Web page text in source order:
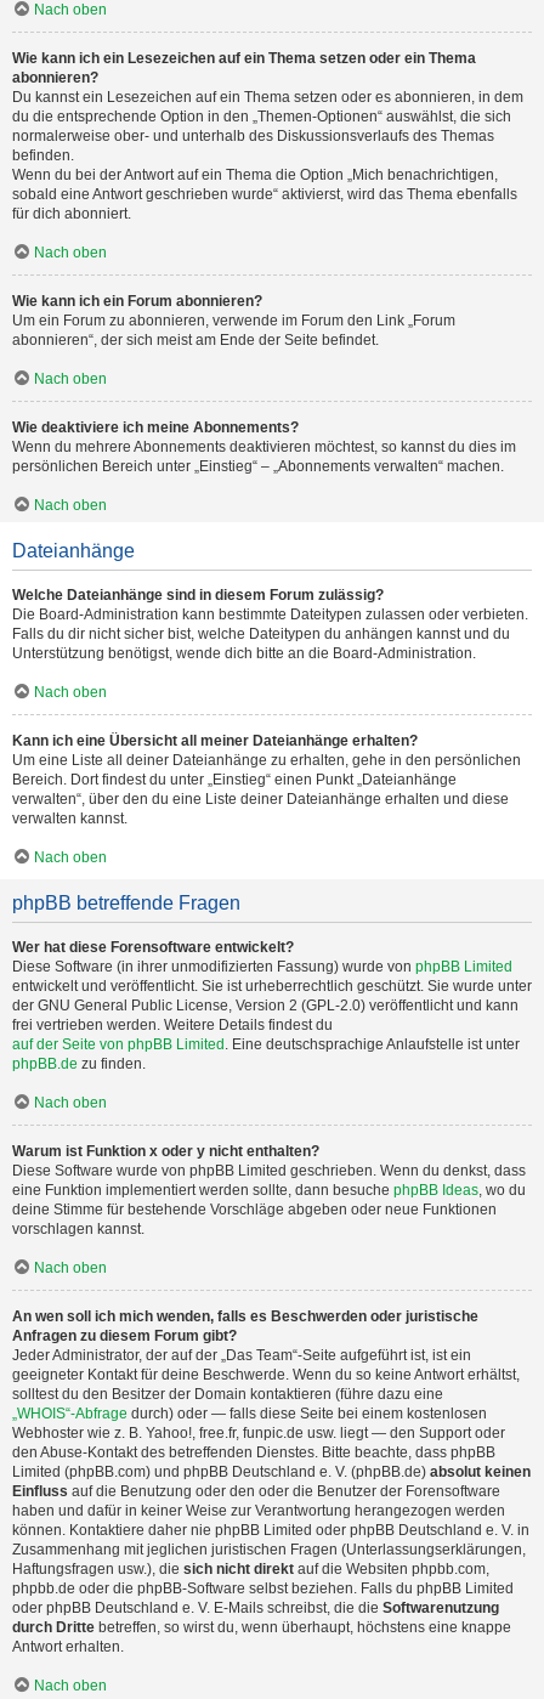
Nach oben
Wie kann ich ein Lesezeichen auf ein Thema setzen oder ein Thema
abonnieren?
Du kannst ein Lesezeichen auf ein Thema setzen oder es abonnieren, in dem
du die entsprechende Option in den „Themen-Optionen“ auswählst, die sich
normalerweise ober- und unterhalb des Diskussionsverlaufs des Themas
befinden.
Wenn du bei der Antwort auf ein Thema die Option „Mich benachrichtigen,
sobald eine Antwort geschrieben wurde“ aktivierst, wird das Thema ebenfalls
für dich abonniert.
Nach oben
Wie kann ich ein Forum abonnieren?
Um ein Forum zu abonnieren, verwende im Forum den Link „Forum
abonnieren“, der sich meist am Ende der Seite befindet.
Nach oben
Wie deaktiviere ich meine Abonnements?
Wenn du mehrere Abonnements deaktivieren möchtest, so kannst du dies im
persönlichen Bereich unter „Einstieg“ – „Abonnements verwalten“ machen.
Nach oben
Dateianhänge
Welche Dateianhänge sind in diesem Forum zulässig?
Die Board-Administration kann bestimmte Dateitypen zulassen oder verbieten.
Falls du dir nicht sicher bist, welche Dateitypen du anhängen kannst und du
Unterstützung benötigst, wende dich bitte an die Board-Administration.
Nach oben
Kann ich eine Übersicht all meiner Dateianhänge erhalten?
Um eine Liste all deiner Dateianhänge zu erhalten, gehe in den persönlichen
Bereich. Dort findest du unter „Einstieg“ einen Punkt „Dateianhänge
verwalten“, über den du eine Liste deiner Dateianhänge erhalten und diese
verwalten kannst.
Nach oben
phpBB betreffende Fragen
Wer hat diese Forensoftware entwickelt?
Diese Software (in ihrer unmodifizierten Fassung) wurde von phpBB Limited
entwickelt und veröffentlicht. Sie ist urheberrechtlich geschützt. Sie wurde unter
der GNU General Public License, Version 2 (GPL-2.0) veröffentlicht und kann
frei vertrieben werden. Weitere Details findest du
auf der Seite von phpBB Limited . Eine deutschsprachige Anlaufstelle ist unter
phpBB.de zu finden.
Nach oben
Warum ist Funktion x oder y nicht enthalten?
Diese Software wurde von phpBB Limited geschrieben. Wenn du denkst, dass
eine Funktion implementiert werden sollte, dann besuche phpBB Ideas, wo du
deine Stimme für bestehende Vorschläge abgeben oder neue Funktionen
vorschlagen kannst.
Nach oben
An wen soll ich mich wenden, falls es Beschwerden oder juristische
Anfragen zu diesem Forum gibt?
Jeder Administrator, der auf der „Das Team“-Seite aufgeführt ist, ist ein
geeigneter Kontakt für deine Beschwerde. Wenn du so keine Antwort erhältst,
solltest du den Besitzer der Domain kontaktieren (führe dazu eine
„WHOIS“-Abfrage durch) oder — falls diese Seite bei einem kostenlosen
Webhoster wie z. B. Yahoo!, free.fr, funpic.de usw. liegt — den Support oder
den Abuse-Kontakt des betreffenden Dienstes. Bitte beachte, dass phpBB
Limited (phpBB.com) und phpBB Deutschland e. V. (phpBB.de) absolut keinen
Einfluss auf die Benutzung oder den oder die Benutzer der Forensoftware
haben und dafür in keiner Weise zur Verantwortung herangezogen werden
können. Kontaktiere daher nie phpBB Limited oder phpBB Deutschland e. V. in
Zusammenhang mit jeglichen juristischen Fragen (Unterlassungserklärungen,
Haftungsfragen usw.), die sich nicht direkt auf die Websiten phpbb.com,
phpbb.de oder die phpBB-Software selbst beziehen. Falls du phpBB Limited
oder phpBB Deutschland e. V. E-Mails schreibst, die die Softwarenutzung
durch Dritte betreffen, so wirst du, wenn überhaupt, höchstens eine knappe
Antwort erhalten.
Nach oben